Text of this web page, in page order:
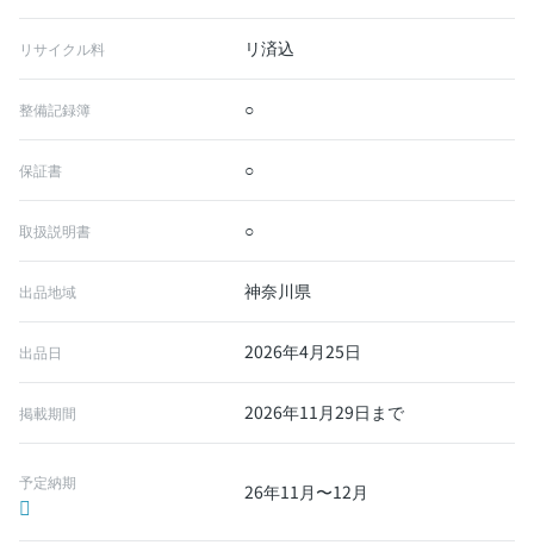
リサイクル料 リ済込
整備記録簿 ○
保証書 ○
取扱説明書 ○
出品地域 神奈川県
出品日 2026年4月25日
掲載期間 2026年11月29日まで
予定納期 26年11月〜12月